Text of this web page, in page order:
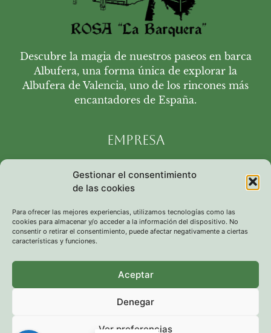
Gestionar el consentimiento
de las cookies
Para ofrecer las mejores experiencias, utilizamos tecnologías como las
cookies para almacenar y/o acceder a la información del dispositivo. No
consentir o retirar el consentimiento, puede afectar negativamente a ciertas
características y funciones.
Aceptar
Denegar
Ver preferencias
Descubre la magia de nuestros paseos en barca
Albufera, una forma única de explorar la
Albufera de Valencia, uno de los rincones más
encantadores de España.
Empresa
Aviso legal
Términos y condiciones
Política de cookies
Política de privacidad
639 659 324
Carrer del Pintor Martí Girbés, 23, 46012 València, Valencia